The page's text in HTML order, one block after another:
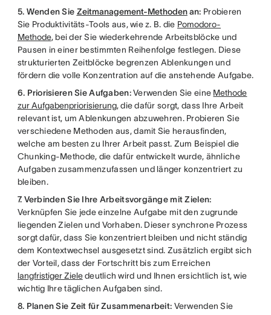
5. Wenden Sie Zeitmanagement-Methodenan: Probieren
Sie Produktivitäts-Tools aus, wie z. B. die Pomodoro-
Methode, bei der Sie wiederkehrende Arbeitsblöcke und
Pausen in einer bestimmten Reihenfolge festlegen. Diese
strukturierten Zeitblöcke begrenzen Ablenkungen und
fördern die volle Konzentration auf die anstehende Aufgabe.
6. Priorisieren Sie Aufgaben:Verwenden Sie eine Methode
zur Aufgabenpriorisierung, die dafür sorgt, dass Ihre Arbeit
relevant ist, um Ablenkungen abzuwehren. Probieren Sie
verschiedene Methoden aus, damit Sie herausfinden,
welche am besten zu Ihrer Arbeit passt. Zum Beispiel die
Chunking-Methode, die dafür entwickelt wurde, ähnliche
Aufgaben zusammenzufassen und länger konzentriert zu
bleiben.
7. Verbinden Sie Ihre Arbeitsvorgänge mit Zielen:
Verknüpfen Sie jede einzelne Aufgabe mit den zugrunde
liegenden Zielen und Vorhaben. Dieser synchrone Prozess
sorgt dafür, dass Sie konzentriert bleiben und nicht ständig
dem Kontextwechsel ausgesetzt sind. Zusätzlich ergibt sich
der Vorteil, dass der Fortschritt bis zum Erreichen
langfristiger Zieledeutlich wird und Ihnen ersichtlich ist, wie
wichtig Ihre täglichen Aufgaben sind.
8. Planen Sie Zeit für Zusammenarbeit: Verwenden Sie